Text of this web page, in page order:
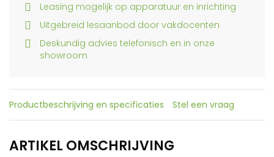
Leasing mogelijk op apparatuur en inrichting
Uitgebreid lesaanbod door vakdocenten
Deskundig advies telefonisch en in onze
showroom
Productbeschrijving en specificaties Stel een vraag
ARTIKEL OMSCHRIJVING